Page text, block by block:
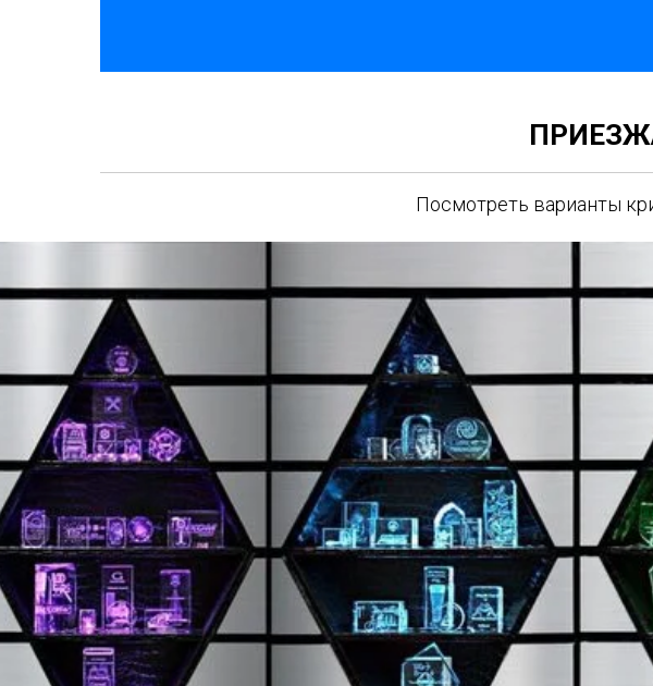
Посмотреть варианты